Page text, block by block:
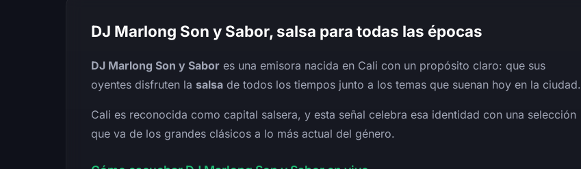
DJ Marlong Son y Sabor, salsa para todas las épocas
DJ Marlong Son y Sabor es una emisora nacida en Cali con un propósito claro: que sus
oyentes disfruten la salsa de todos los tiempos junto a los temas que suenan hoy en la ciudad.
Cali es reconocida como capital salsera, y esta señal celebra esa identidad con una selección
que va de los grandes clásicos a lo más actual del género.